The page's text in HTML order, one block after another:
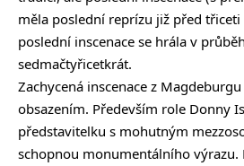
měla poslední reprízu již před
poslední inscenace se hrála v
sedmačtyřicetkrát.
Zachycená inscenace z
obsazením. Především role Donny
představitelku s mohutným
schopnou monumentálního výrazu.